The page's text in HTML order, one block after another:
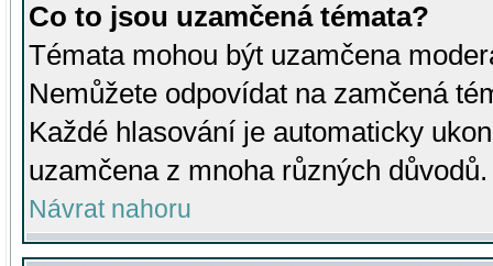
Co to jsou uzamčená témata?
Témata mohou být uzamčena
Nemůžete odpovídat na zamčená
Každé hlasování je automaticky
uzamčena z mnoha různých důvodů.
Návrat nahoru